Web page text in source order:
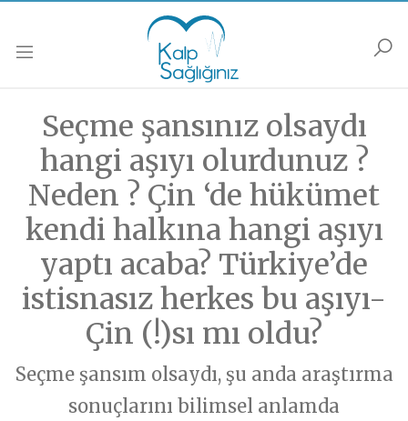
Anasayfa
Podcastler
Kalp Hastalıkları
Kalp Dışı Hastalıklar
Gelecek/ Yapay Zeka
Popüler Bilim/Araştırma/Haberler
Sağlıklı Yaşama/ Yaşlanma
Kalbinize Dair
Soru - Cevap
HABERLER
Popüler Bilim/Araştırma/Haberler
Kalp Hastalıkları
Soru-Cevap
Sağlıklı Yaşama/Yaşlanma
Gelecek/ Yapay Zeka
Kalbinize Şifa
PODCASTLER
Genel
Sorularınıza Cevaplar
Seçme şansınız olsaydı
hangi aşıyı olurdunuz ?
Neden ? Çin ‘de hükümet
kendi halkına hangi aşıyı
yaptı acaba? Türkiye’de
istisnasız herkes bu aşıyı-
Çin (!)sı mı oldu?
Seçme şansım olsaydı, şu anda araştırma
sonuçlarını bilimsel anlamda
Soru Sor
Soru Sor formunu doldurarak sorununuzu sorun,
biz yanıtlayalım…
İsim Soyisim
E-Posta
Muayene
Muayene olmak istiyorsanız,
Muayene Formunu doldurarak bize ulaşabilirsiniz.
İsim Soyisim
E-Posta